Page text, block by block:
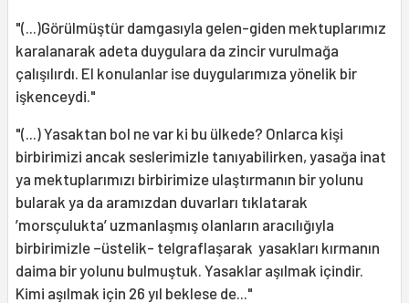
"(...)Görülmüştür damgasıyla gelen-giden mektuplarımız
karalanarak adeta duygulara da zincir vurulmağa
çalışılırdı. El konulanlar ise duygularımıza yönelik bir
işkenceydi."
"(...) Yasaktan bol ne var ki bu ülkede? Onlarca kişi
birbirimizi ancak seslerimizle tanıyabilirken, yasağa inat
ya mektuplarımızı birbirimize ulaştırmanın bir yolunu
bularak ya da aramızdan duvarları tıklatarak
’morsçulukta’ uzmanlaşmış olanların aracılığıyla
birbirimizle –üstelik- telgraflaşarak yasakları kırmanın
daima bir yolunu bulmuştuk. Yasaklar aşılmak içindir.
Kimi aşılmak için 26 yıl beklese de..."